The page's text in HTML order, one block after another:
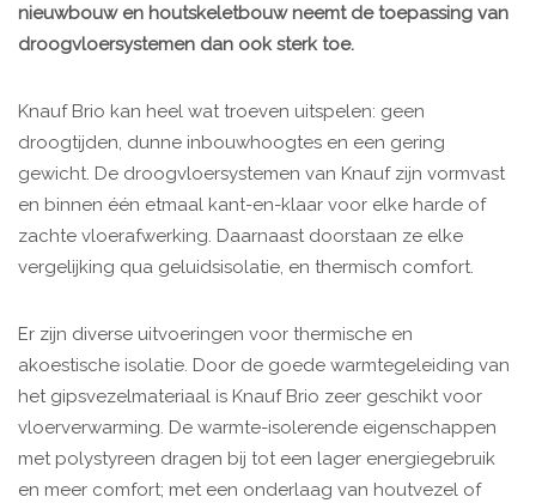
nieuwbouw en houtskeletbouw neemt de toepassing van
droogvloersystemen dan ook sterk toe.
Knauf Brio kan heel wat troeven uitspelen: geen
droogtijden, dunne inbouwhoogtes en een gering
gewicht. De droogvloersystemen van Knauf zijn vormvast
en binnen één etmaal kant-en-klaar voor elke harde of
zachte vloerafwerking. Daarnaast doorstaan ze elke
vergelijking qua geluidsisolatie, en thermisch comfort.
Er zijn diverse uitvoeringen voor thermische en
akoestische isolatie. Door de goede warmtegeleiding van
het gipsvezelmateriaal is Knauf Brio zeer geschikt voor
vloerverwarming. De warmte-isolerende eigenschappen
met polystyreen dragen bij tot een lager energiegebruik
en meer comfort; met een onderlaag van houtvezel of